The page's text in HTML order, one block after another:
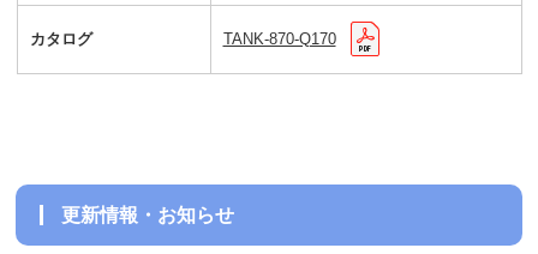
カタログ TANK-870-Q170
更新情報・お知らせ